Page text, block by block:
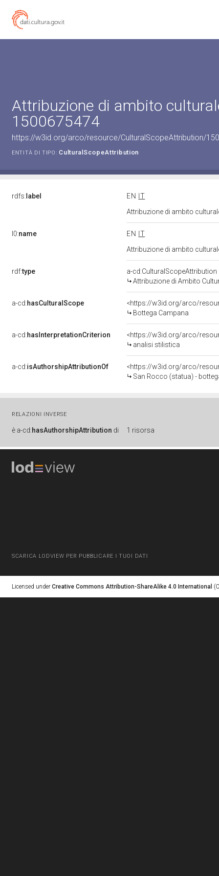
Attribuzione di ambito
1500675474
https://w3id.org/arco/resource/CulturalScopeAttribution/
ENTITÀ DI TIPO: CulturalScopeAttribution
rdfs: label EN
IT
Attribuzione di ambito
l0:name EN
IT
Attribuzione di ambito
rdf:type
a-cd:CulturalScopeAttribution
Attribuzione di Ambito
a-cd:hasCulturalScope
<https://w3id.org/arco/
Bottega Campana
a-cd:hasInterpretationCriterion
<https://w3id.org/arco/
analisi stilistica
a-cd:isAuthorshipAttributionOf
<https://w3id.org/arco/
San Rocco (statua) -
RELAZIONI INVERSE
è a-cd:hasAuthorshipAttribution di 1 risorsa
SCARICA LODVIEW PER PUBBLICARE I TUOI DATI
Licensed under Creative Commons Attribution-ShareAlike 4.0 International